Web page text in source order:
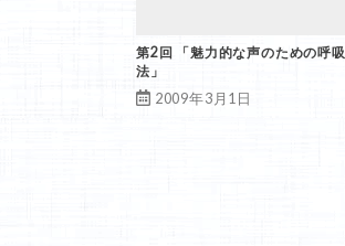
第2回 「魅力的な声のための呼吸
法」
2009年3月1日